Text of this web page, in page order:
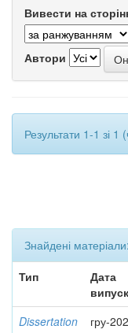
Вивести на
Автори
Результати 1-1 зі
Знайдені матеріали:
Тип
Дата
Dissertation гру-